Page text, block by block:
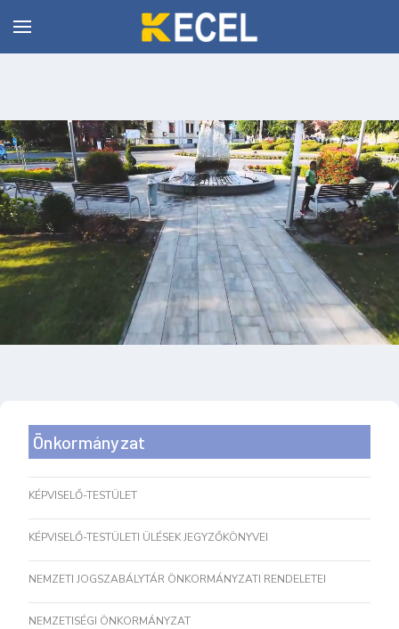
Önkormányzat
KÉPVISELŐ-TESTÜLET
KÉPVISELŐ-TESTÜLETI ÜLÉSEK JEGYZŐKÖNYVEI
NEMZETI JOGSZABÁLYTÁR ÖNKORMÁNYZATI RENDELETEI
NEMZETISÉGI ÖNKORMÁNYZAT